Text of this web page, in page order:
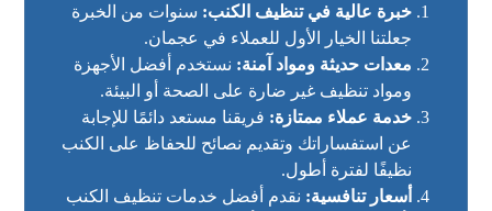
خبرة عالية في تنظيف الكنب: سنوات من الخبرة
جعلتنا الخيار الأول للعملاء في عجمان.
معدات حديثة ومواد آمنة: نستخدم أفضل الأجهزة
ومواد تنظيف غير ضارة على الصحة أو البيئة.
خدمة عملاء ممتازة: فريقنا مستعد دائمًا للإجابة
عن استفساراتك وتقديم نصائح للحفاظ على الكنب
نظيفًا لفترة أطول.
أسعار تنافسية: نقدم أفضل خدمات تنظيف الكنب